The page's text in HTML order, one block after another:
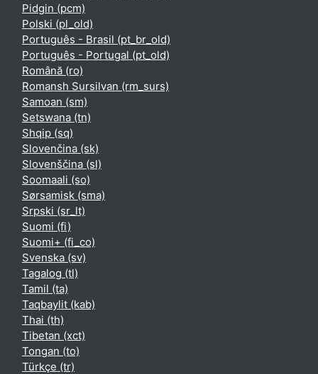
Pidgin ‎(pcm)‎
Polski ‎(pl_old)‎
Português - Brasil ‎(pt_br_old)‎
Português - Portugal ‎(pt_old)‎
Română ‎(ro)‎
Romansh Sursilvan ‎(rm_surs)‎
Samoan ‎(sm)‎
Setswana ‎(tn)‎
Shqip ‎(sq)‎
Slovenčina ‎(sk)‎
Slovenščina ‎(sl)‎
Soomaali ‎(so)‎
Sørsamisk ‎(sma)‎
Srpski ‎(sr_lt)‎
Suomi ‎(fi)‎
Suomi+ ‎(fi_co)‎
Svenska ‎(sv)‎
Tagalog ‎(tl)‎
Tamil ‎(ta)‎
Taqbaylit ‎(kab)‎
Thai ‎(th)‎
Tibetan ‎(xct)‎
Tongan ‎(to)‎
Türkçe ‎(tr)‎